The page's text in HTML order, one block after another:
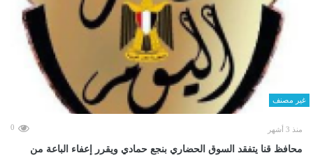
غير مصنف
منذ 3 أشهر 0
محافظ قنا يتفقد السوق الحضاري بنجع حمادي ويقرر إعفاء الباعة من